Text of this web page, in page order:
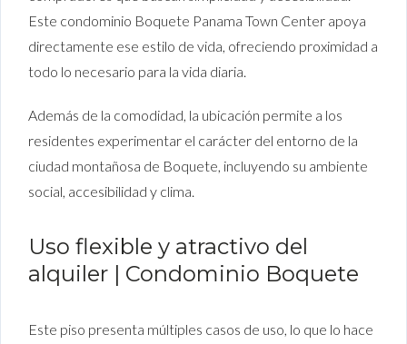
Este condominio Boquete Panama Town Center apoya
directamente ese estilo de vida, ofreciendo proximidad a
todo lo necesario para la vida diaria.
Además de la comodidad, la ubicación permite a los
residentes experimentar el carácter del entorno de la
ciudad montañosa de Boquete, incluyendo su ambiente
social, accesibilidad y clima.
Uso flexible y atractivo del
alquiler | Condominio Boquete
Este piso presenta múltiples casos de uso, lo que lo hace